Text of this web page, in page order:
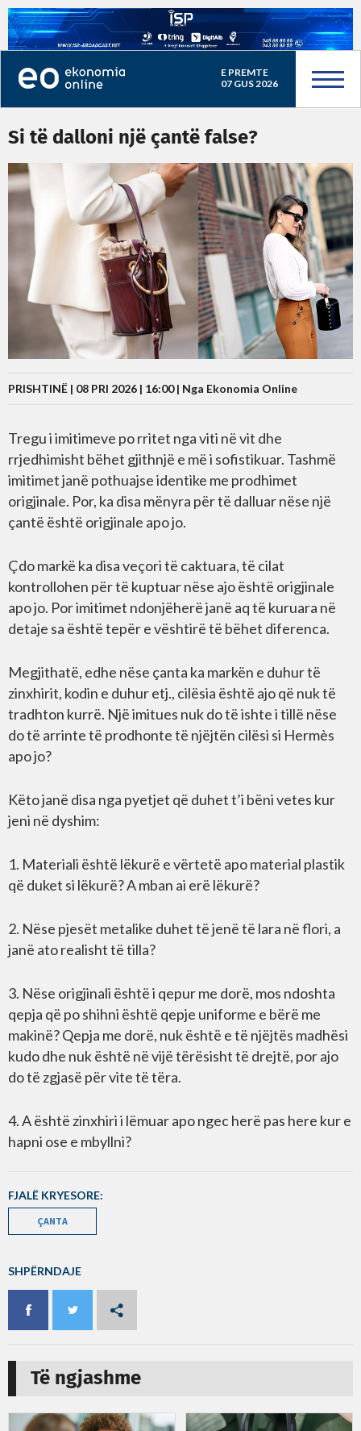
E PREMTE
07 GUS 2026
Si të dalloni një çantë false?
PRISHTINË | 08 PRI 2026 | 16:00 | Nga Ekonomia Online
Tregu i imitimeve po rritet nga viti në vit dhe
rrjedhimisht bëhet gjithnjë e më i sofistikuar. Tashmë
imitimet janë pothuajse identike me prodhimet
origjinale. Por, ka disa mënyra për të dalluar nëse një
çantë është origjinale apo jo.
Çdo markë ka disa veçori të caktuara, të cilat
kontrollohen për të kuptuar nëse ajo është origjinale
apo jo. Por imitimet ndonjëherë janë aq të kuruara në
detaje sa është tepër e vështirë të bëhet diferenca.
Megjithatë, edhe nëse çanta ka markën e duhur të
zinxhirit, kodin e duhur etj., cilësia është ajo që nuk të
tradhton kurrë. Një imitues nuk do të ishte i tillë nëse
do të arrinte të prodhonte të njëjtën cilësi si Hermès
apo jo?
Këto janë disa nga pyetjet që duhet t’i bëni vetes kur
jeni në dyshim:
1. Materiali është lëkurë e vërtetë apo material plastik
që duket si lëkurë? A mban ai erë lëkurë?
2. Nëse pjesët metalike duhet të jenë të lara në flori, a
janë ato realisht të tilla?
3. Nëse origjinali është i qepur me dorë, mos ndoshta
qepja që po shihni është qepje uniforme e bërë me
makinë? Qepja me dorë, nuk është e të njëjtës madhësi
kudo dhe nuk është në vijë tërësisht të drejtë, por ajo
do të zgjasë për vite të tëra.
4. A është zinxhiri i lëmuar apo ngec herë pas here kur e
hapni ose e mbyllni?
FJALË KRYESORE:
ÇANTA
SHPËRNDAJE
Të ngjashme